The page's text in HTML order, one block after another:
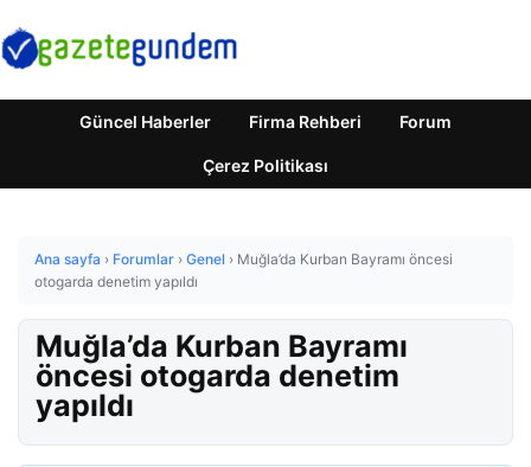
Güncel Haberler Firma Rehberi Forum
Çerez Politikası
Ana sayfa › Forumlar › Genel › Muğla’da Kurban Bayramı öncesi
otogarda denetim yapıldı
Muğla’da Kurban Bayramı
öncesi otogarda denetim
yapıldı